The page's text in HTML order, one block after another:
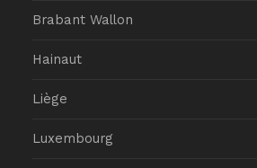
Brabant Wallon
Hainaut
Liège
Luxembourg